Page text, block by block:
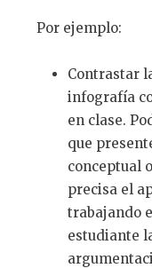
Por ejemplo:
Contrastar
infografía
en clase.
que
conceptual
precisa el
trabajando
estudiante